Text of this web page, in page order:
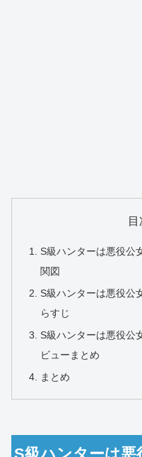
目
S級ハンターは悪役
関図
S級ハンターは悪役
らすじ
S級ハンターは悪役
ビューまとめ
まとめ